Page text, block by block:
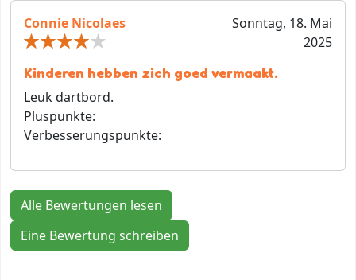
Connie Nicolaes
Sonntag, 18. Mai
2025
Kinderen hebben zich goed vermaakt.
Leuk dartbord.
Pluspunkte:
Verbesserungspunkte:
Alle Bewertungen lesen
Eine Bewertung schreiben